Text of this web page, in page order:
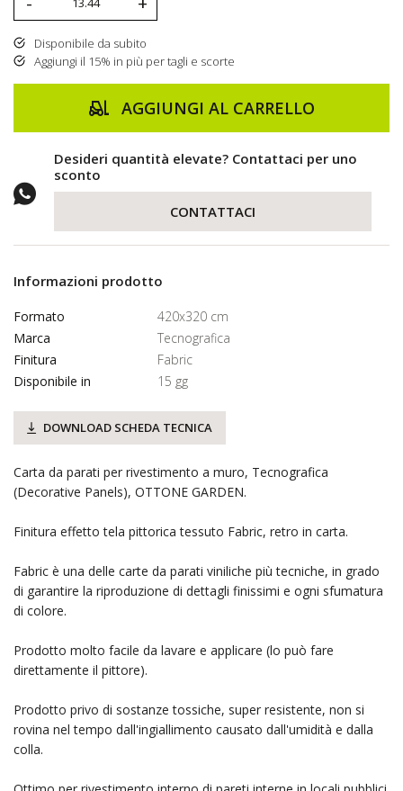
Disponibile da subito
Aggiungi il 15% in più per tagli e scorte
AGGIUNGI AL CARRELLO
Desideri quantità elevate? Contattaci per uno
sconto
CONTATTACI
Informazioni prodotto
Formato
420x320 cm
Marca
Tecnografica
Finitura
Fabric
Disponibile in
15 gg
DOWNLOAD SCHEDA TECNICA
Carta da parati per rivestimento a muro, Tecnografica
(Decorative Panels), OTTONE GARDEN.
Finitura effetto tela pittorica tessuto Fabric, retro in carta.
Fabric è una delle carte da parati viniliche più tecniche, in grado
di garantire la riproduzione di dettagli finissimi e ogni sfumatura
di colore.
Prodotto molto facile da lavare e applicare (lo può fare
direttamente il pittore).
Prodotto privo di sostanze tossiche, super resistente, non si
rovina nel tempo dall'ingiallimento causato dall'umidità e dalla
colla.